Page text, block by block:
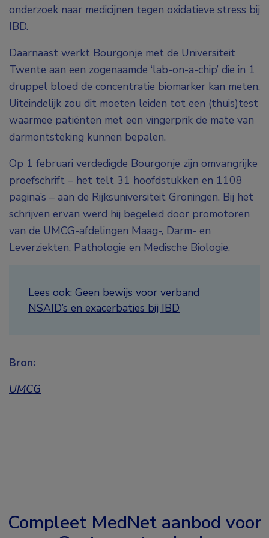
onderzoek naar medicijnen tegen oxidatieve stress bij
IBD.
Daarnaast werkt Bourgonje met de Universiteit
Twente aan een zogenaamde ‘lab-on-a-chip’ die in 1
druppel bloed de concentratie biomarker kan meten.
Uiteindelijk zou dit moeten leiden tot een (thuis)test
waarmee patiënten met een vingerprik de mate van
darmontsteking kunnen bepalen.
Op 1 februari verdedigde Bourgonje zijn omvangrijke
proefschrift – het telt 31 hoofdstukken en 1108
pagina’s – aan de Rijksuniversiteit Groningen. Bij het
schrijven ervan werd hij begeleid door promotoren
van de UMCG-afdelingen Maag-, Darm- en
Leverziekten, Pathologie en Medische Biologie.
Lees ook: Geen bewijs voor verband
NSAID’s en exacerbaties bij IBD
Bron:
UMCG
Compleet MedNet aanbod voor